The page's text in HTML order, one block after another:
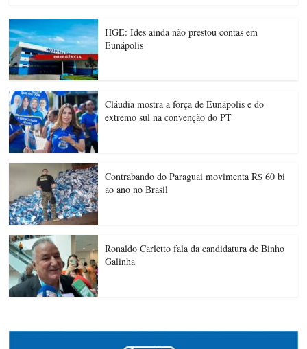
HGE: Ides ainda não prestou contas em
Eunápolis
Cláudia mostra a força de Eunápolis e do
extremo sul na convenção do PT
Contrabando do Paraguai movimenta R$ 60 bi
ao ano no Brasil
Ronaldo Carletto fala da candidatura de Binho
Galinha